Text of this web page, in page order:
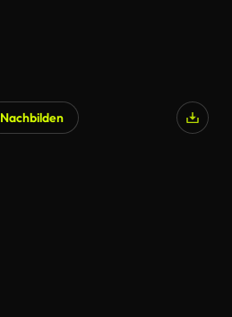
Nachbilden